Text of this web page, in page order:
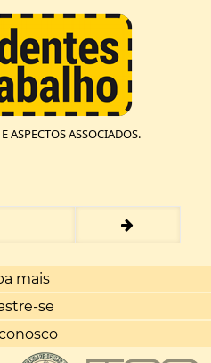
ASPECTOS ASSOCIADOS.
mais
se